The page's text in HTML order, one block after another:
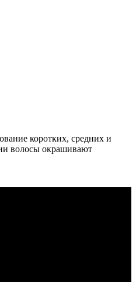
коротких, средних и
волосы окрашивают